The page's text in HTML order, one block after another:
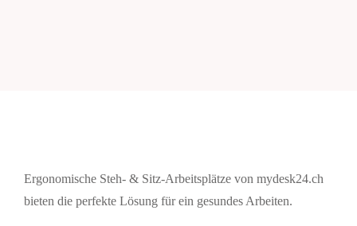
Ergonomische Steh- & Sitz-Arbeitsplätze von mydesk24.ch
bieten die perfekte Lösung für ein gesundes Arbeiten.